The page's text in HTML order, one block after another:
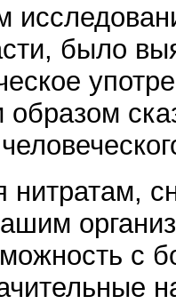
было
нитратам,
с